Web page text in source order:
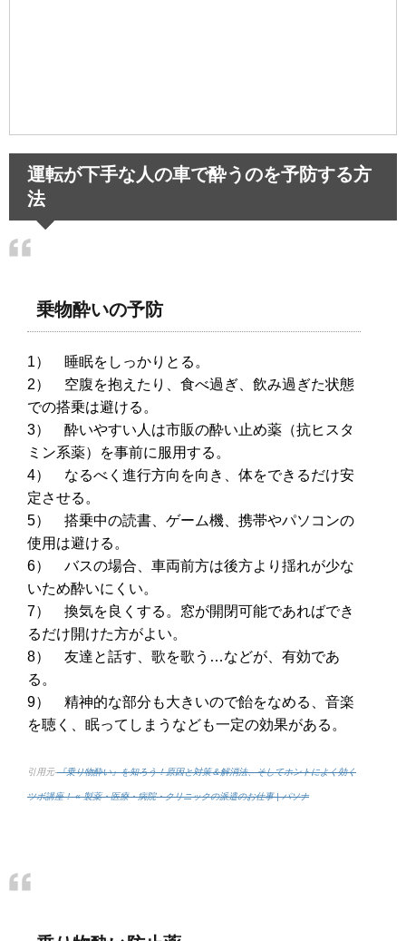
運転が下手な人の車で酔うのを予防する方
法
乗物酔いの予防
1） 睡眠をしっかりとる。
2） 空腹を抱えたり、食べ過ぎ、飲み過ぎた状態
での搭乗は避ける。
3） 酔いやすい人は市販の酔い止め薬（抗ヒスタ
ミン系薬）を事前に服用する。
4） なるべく進行方向を向き、体をできるだけ安
定させる。
5） 搭乗中の読書、ゲーム機、携帯やパソコンの
使用は避ける。
6） バスの場合、車両前方は後方より揺れが少な
いため酔いにくい。
7） 換気を良くする。窓が開閉可能であればでき
るだけ開けた方がよい。
8） 友達と話す、歌を歌う…などが、有効であ
る。
9） 精神的な部分も大きいので飴をなめる、音楽
を聴く、眠ってしまうなども一定の効果がある。
引用元-『乗り物酔い』を知ろう！原因と対策＆解消法、そしてホントによく効く
ツボ講座！ « 製薬・医療・病院・クリニックの派遣のお仕事 | パソナ